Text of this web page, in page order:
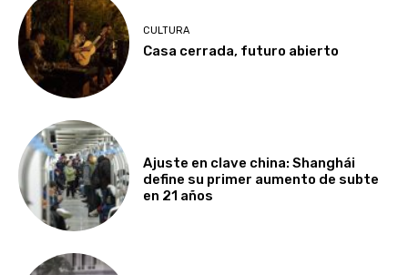
CULTURA
Casa cerrada, futuro abierto
Ajuste en clave china: Shanghái
define su primer aumento de subte
en 21 años